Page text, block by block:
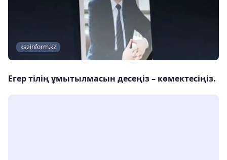
kazinform.kz
Егер тілің ұмытылмасын десеңіз – көмектесіңіз.